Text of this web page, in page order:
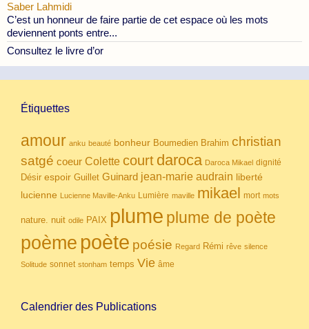
Saber Lahmidi
C’est un honneur de faire partie de cet espace où les mots
deviennent ponts entre...
Consultez le livre d’or
Étiquettes
amour anku beauté bonheur Boumedien Brahim christian
satgé coeur Colette court daroca Daroca Mikael dignité
Désir espoir Guillet Guinard jean-marie audrain liberté
lucienne Lucienne Maville-Anku Lumière maville mikael mort mots
nature. nuit odile PAIX plume plume de poète
poème poète poésie Regard Rémi rêve silence
Solitude sonnet stonham temps Vie âme
Calendrier des Publications